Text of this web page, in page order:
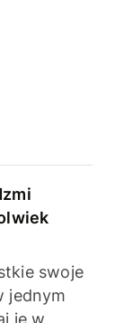
swoje
jednym
je w